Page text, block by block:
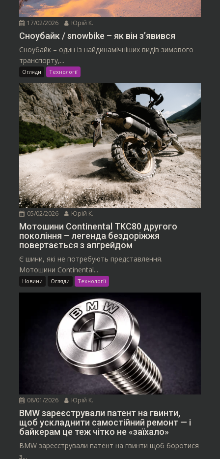
17/02/2026 Юрій К.
Сноубайк / snowbike – як він з’явився
Сноубайк – один із найдинамічніших видів зимового
транспорту,...
Огляди Технології
05/02/2026 Юрій К.
Мотошини Continental TKC80 другого
покоління – легенда бездоріжжя
повертається з апгрейдом
Є шини, які не потребують представлення.
Мотошини Continental...
Новини Огляди Технології
08/01/2026 Юрій К.
BMW зареєстрували патент на гвинти,
щоб ускладнити самостійний ремонт — і
байкерам це теж чітко не «заїхало»
BMW зареєстрували патент на гвинти щоб боротися
з...